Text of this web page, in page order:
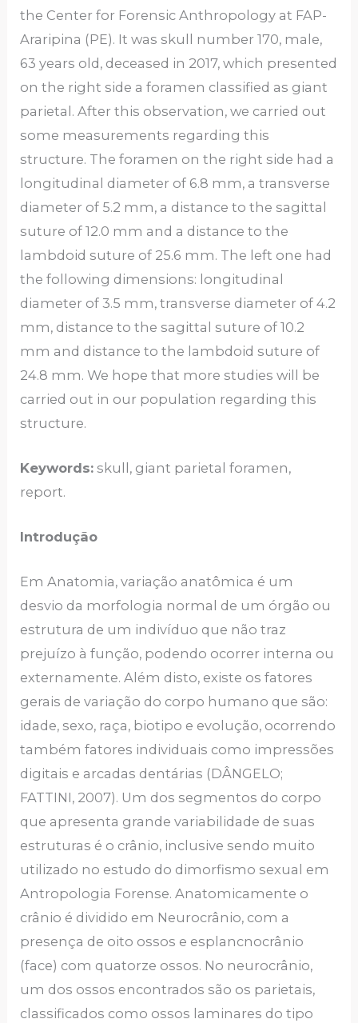
the Center for Forensic Anthropology at FAP-
Araripina (PE). It was skull number 170, male,
63 years old, deceased in 2017, which presented
on the right side a foramen classified as giant
parietal. After this observation, we carried out
some measurements regarding this
structure. The foramen on the right side had a
longitudinal diameter of 6.8 mm, a transverse
diameter of 5.2 mm, a distance to the sagittal
suture of 12.0 mm and a distance to the
lambdoid suture of 25.6 mm. The left one had
the following dimensions: longitudinal
diameter of 3.5 mm, transverse diameter of 4.2
mm, distance to the sagittal suture of 10.2
mm and distance to the lambdoid suture of
24.8 mm. We hope that more studies will be
carried out in our population regarding this
structure.
Keywords: skull, giant parietal foramen,
report.
Introdução
Em Anatomia, variação anatômica é um
desvio da morfologia normal de um órgão ou
estrutura de um indivíduo que não traz
prejuízo à função, podendo ocorrer interna ou
externamente. Além disto, existe os fatores
gerais de variação do corpo humano que são:
idade, sexo, raça, biotipo e evolução, ocorrendo
também fatores individuais como impressões
digitais e arcadas dentárias (DÂNGELO;
FATTINI, 2007). Um dos segmentos do corpo
que apresenta grande variabilidade de suas
estruturas é o crânio, inclusive sendo muito
utilizado no estudo do dimorfismo sexual em
Antropologia Forense. Anatomicamente o
crânio é dividido em Neurocrânio, com a
presença de oito ossos e esplancnocrânio
(face) com quatorze ossos. No neurocrânio,
um dos ossos encontrados são os parietais,
classificados como ossos laminares do tipo